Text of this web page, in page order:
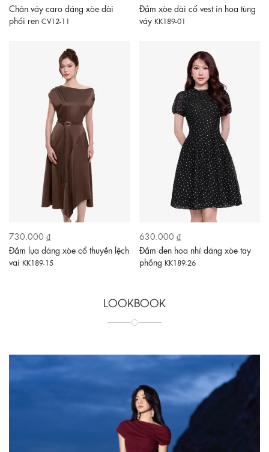
Chân váy caro dáng xòe dài
phối ren CV12-11
Đầm xòe dài cổ vest in hoa tùng
váy KK189-01
730.000 ₫
Đầm lụa dáng xòe cổ thuyền lệch
vai KK189-15
630.000 ₫
Đầm đen hoa nhí dáng xòe tay
phồng KK189-26
LOOKBOOK